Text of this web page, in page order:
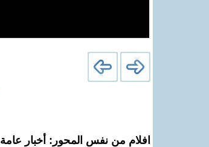
افلام من نفس المحور: أخبار عامة